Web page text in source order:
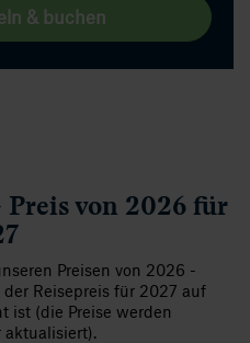
& buchen
von 2026 für
Preisen von 2026 -
Reisepreis für 2027 auf
ist (die Preise werden
aktualisiert).